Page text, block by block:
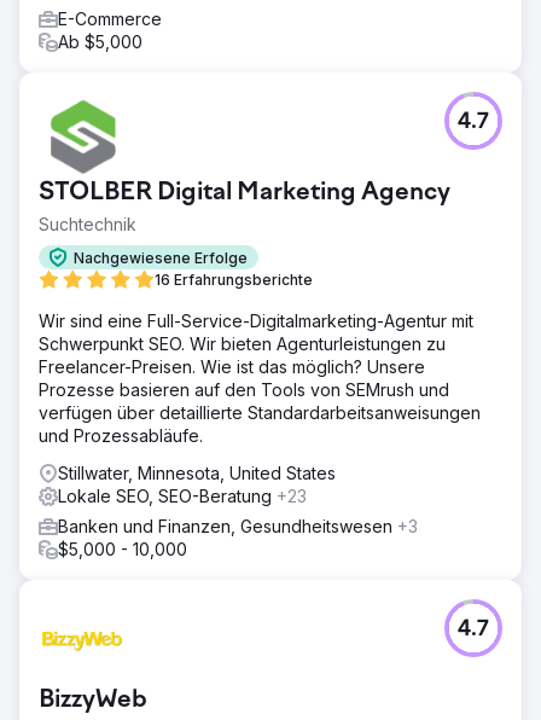
E-Commerce
Ab $5,000
STOLBER Digital Marketing Agency
Suchtechnik
Nachgewiesene Erfolge
16 Erfahrungsberichte
4.7
Wir sind eine Full-Service-Digitalmarketing-Agentur mit
Schwerpunkt SEO. Wir bieten Agenturleistungen zu
Freelancer-Preisen. Wie ist das möglich? Unsere
Prozesse basieren auf den Tools von SEMrush und
verfügen über detaillierte Standardarbeitsanweisungen
und Prozessabläufe.
Stillwater, Minnesota, United States
Lokale SEO, SEO-Beratung +23
Banken und Finanzen, Gesundheitswesen +3
$5,000 - 10,000
BizzyWeb
4.7